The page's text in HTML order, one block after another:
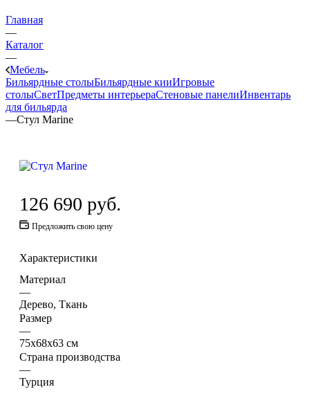
Главная
—
Каталог
—
Мебель
Бильярдные столыБильярдные кииИгровые
столыСветПредметы интерьераСтеновые панелиИнвентарь
для бильярда
—Стул Marine
126 690 руб.
Предложить свою цену
Характеристики
Материал
—
Дерево, Ткань
Размер
—
75х68х63 см
Страна производства
—
Турция